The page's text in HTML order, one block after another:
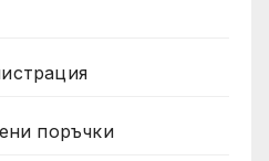
поръчки